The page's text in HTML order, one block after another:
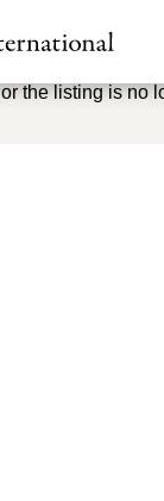
the listing is no